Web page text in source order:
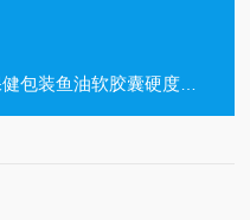
装鱼油软胶囊硬度检测仪